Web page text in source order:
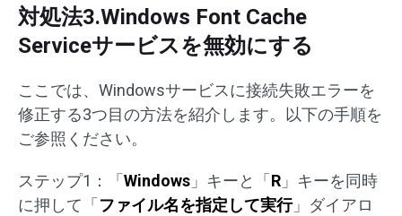
対処法3.Windows Font Cache
Serviceサービスを無効にする
ここでは、Windowsサービスに接続失敗エラーを
修正する3つ目の方法を紹介します。以下の手順を
ご参照ください。
ステップ1：「 Windows 」キーと「 R 」キーを同時
に押して「 ファイル名を指定して実行」ダイアロ